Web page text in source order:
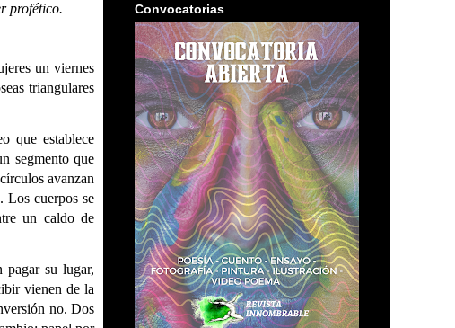
profético.
un viernes
triangulares
que establece
segmento que
avanzan
Los cuerpos se
un caldo de
pagar su lugar,
vienen de la
no. Dos
Convocatorias